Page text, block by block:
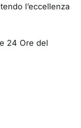
l’eccellenza
24 Ore del